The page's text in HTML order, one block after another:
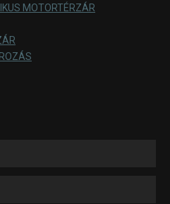
MOTORTÉRZÁR